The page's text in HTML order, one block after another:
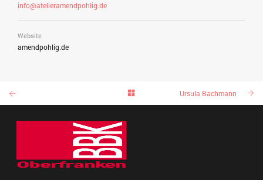
info@atelieramendpohlig.de
Website
amendpohlig.de
Ursula Bachmann